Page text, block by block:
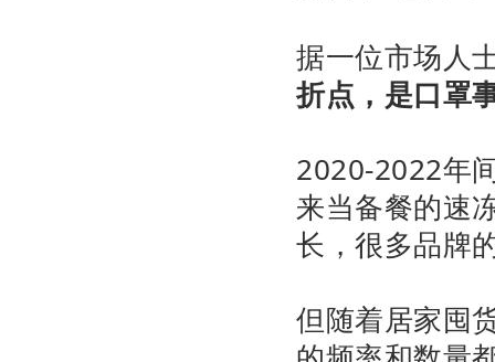
据一位市场人
折点，是口罩
2020-2022年
来当备餐的速
长，很多品牌
但随着居家囤